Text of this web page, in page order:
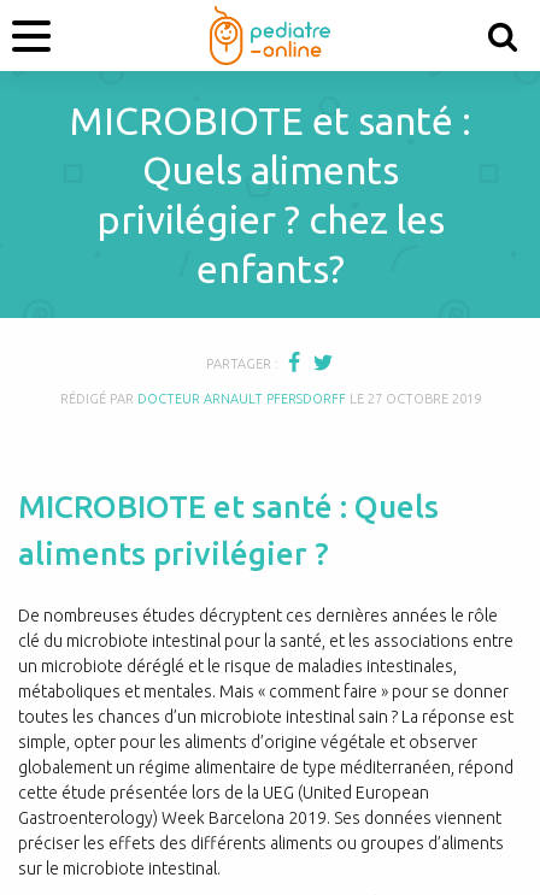
MICROBIOTE et santé :
Quels aliments
privilégier ? chez les
enfants?
PARTAGER :
RÉDIGÉ PAR DOCTEUR ARNAULT PFERSDORFFLE 27 OCTOBRE 2019
MICROBIOTE et santé : Quels
aliments privilégier ?
De nombreuses études décryptent ces dernières années le rôle
clé du microbiote intestinal pour la santé, et les associations entre
un microbiote déréglé et le risque de maladies intestinales,
métaboliques et mentales. Mais « comment faire » pour se donner
toutes les chances d’un microbiote intestinal sain ? La réponse est
simple, opter pour les aliments d’origine végétale et observer
globalement un régime alimentaire de type méditerranéen, répond
cette étude présentée lors de la UEG (United European
Gastroenterology) Week Barcelona 2019. Ses données viennent
préciser les effets des différents aliments ou groupes d’aliments
sur le microbiote intestinal.